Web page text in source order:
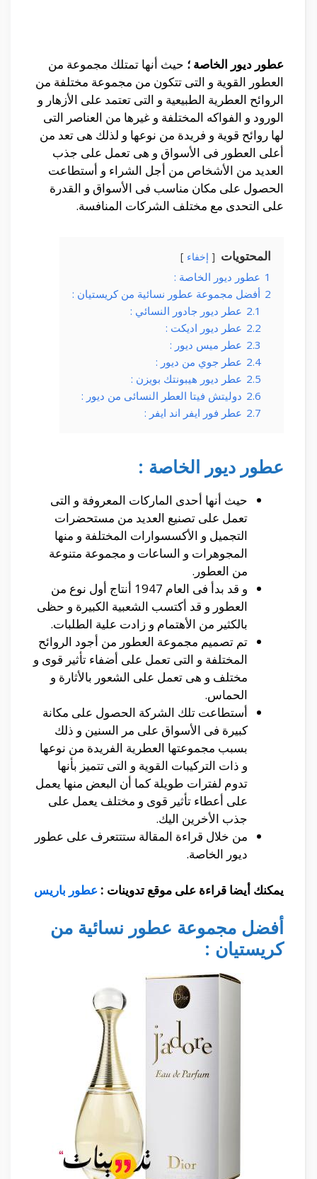
عطور ديور الخاصة ؛ حيث أنها تمتلك مجموعة من
العطور القوية و التى تتكون من مجموعة مختلفة من
الروائح العطرية الطبيعية و التى تعتمد على الأزهار و
الورود و الفواكه المختلفة و غيرها من العناصر التى
لها روائح قوية و فريدة من نوعها و لذلك هى تعد من
أعلى العطور فى الأسواق و هى تعمل على جذب
العديد من الأشخاص من أجل الشراء و أستطاعت
الحصول على مكان مناسب فى الأسواق و القدرة
على التحدى مع مختلف الشركات المنافسة.
المحتويات إخفاء
1 عطور ديور الخاصة :
2 أفضل مجموعة عطور نسائية من كريستيان :
2.1 عطر ديور جادور النسائي :
2.2 عطر ديور اديكت :
2.3 عطر ميس ديور :
2.4 عطر جوي من ديور :
2.5 عطر ديور هيبونتك بويزن :
2.6 دوليتش فيتا العطر النسائى من ديور :
2.7 عطر فور ايفر اند ايفر :
عطور ديور الخاصة :
حيث أنها أحدى الماركات المعروفة و التى
تعمل على تصنيع العديد من مستحضرات
التجميل و الأكسسوارات المختلفة و منها
المجوهرات و الساعات و مجموعة متنوعة
من العطور.
و قد بدأ فى العام 1947 أنتاج أول نوع من
العطور و قد أكتسب الشعبية الكبيرة و حظى
بالكثير من الأهتمام و زادت علية الطلبات.
تم تصميم مجموعة العطور من أجود الروائح
المختلفة و التى تعمل على أضفاء تأثير قوى و
مختلف و هى تعمل على الشعور بالأثارة و
الحماس.
أستطاعت تلك الشركة الحصول على مكانة
كبيرة فى الأسواق على مر السنين و ذلك
بسبب مجموعتها العطرية الفريدة من نوعها
و ذات التركيبات القوية و التى تتميز بأنها
تدوم لفترات طويلة كما أن البعض منها يعمل
على أعطاء تأثير قوى و مختلف يعمل على
جذب الأخرين اليك.
من خلال قراءة المقالة ستتتعرف على عطور
ديور الخاصة.
يمكنك أيضا قراءة على موقع تدوينات : عطور باريس
أفضل مجموعة عطور نسائية من
كريستيان :